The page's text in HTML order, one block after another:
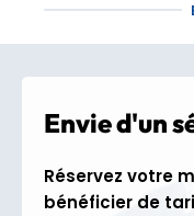
de l’architecture
approche
lumière naturelle,
et la convivialité :
respect de son
Envie d'un
Réservez votre
bénéficier de